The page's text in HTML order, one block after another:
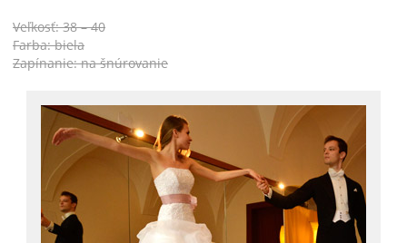
Veľkosť: 38 – 40
Farba: biela
Zapínanie: na šnúrovanie